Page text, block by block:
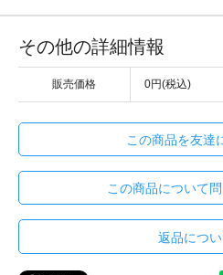
その他の詳細情報
販売価格 0円(税込)
この商品を友達
この商品について
返品につ